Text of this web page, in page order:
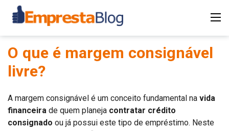
O que é margem consignável
livre?
A margem consignável é um conceito fundamental na vida
financeira de quem planeja contratar crédito
consignado ou já possui este tipo de empréstimo. Neste